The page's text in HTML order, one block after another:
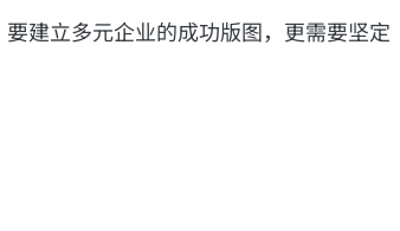
建立多元企业的成功版图，更需要坚定